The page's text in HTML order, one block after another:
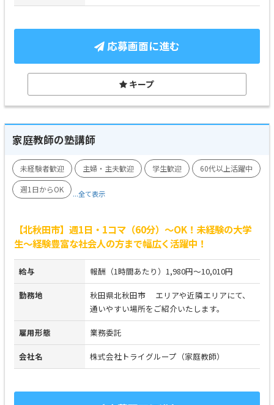
応募画面に進む
キープ
家庭教師の塾講師
未経験者歓迎 主婦・主夫歓迎 学生歓迎
60代以上活躍中
週1日からOK
...全て表示
【北秋田市】週1日・1コマ（60分）～OK！未経験の大学
生～経験豊富な社会人の方まで幅広く活躍中！
給与 報酬（1時間あたり）1,980円～10,010円
勤務地
秋田県北秋田市 エリアや近隣エリアにて、
通いやすい場所をご紹介いたします。
雇用形態 業務委託
会社名 株式会社トライグループ（家庭教師）